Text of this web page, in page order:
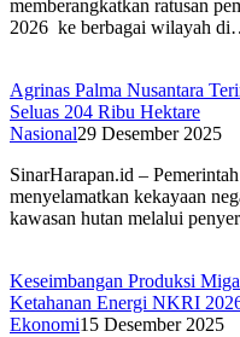
memberangkatkan ratusan
2026 ke berbagai wilayah
Agrinas Palma Nusantara
Seluas 204 Ribu Hektare
Nasional29 Desember 2025
SinarHarapan.id –
menyelamatkan kekayaan
kawasan hutan melalui
Keseimbangan Produksi
Ketahanan Energi NKRI
Ekonomi15 Desember 2025